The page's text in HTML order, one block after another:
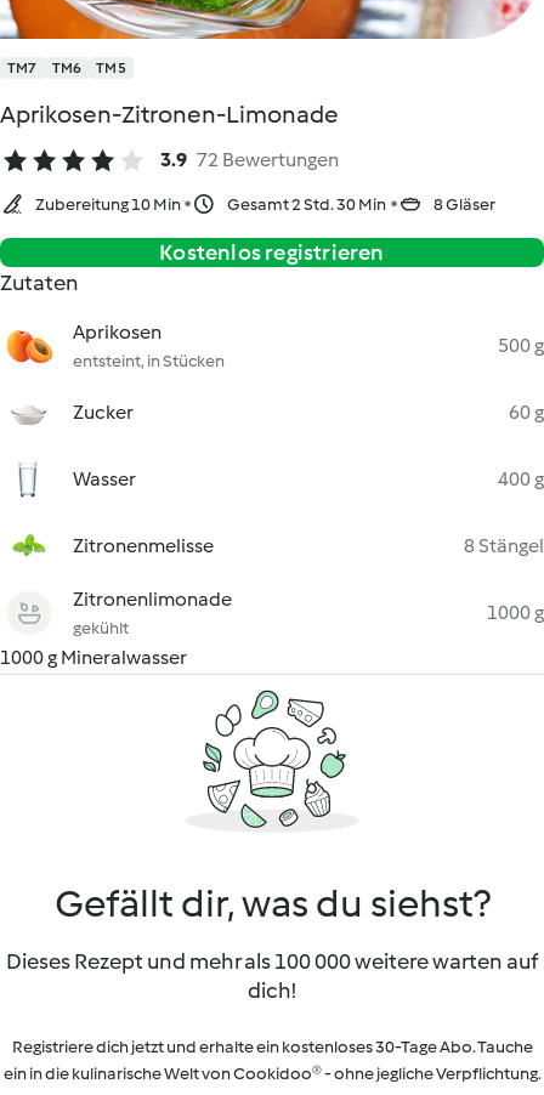
TM7 TM6 TM5
Aprikosen-Zitronen-Limonade
3.9 72 Bewertungen
Zubereitung 10 Min Gesamt 2 Std. 30 Min 8 Gläser
Kostenlos registrieren
Zutaten
Aprikosen
entsteint, in Stücken
500 g
Zucker 60 g
Wasser 400 g
Zitronenmelisse 8 Stängel
Zitronenlimonade
gekühlt
1000 g
1000 g Mineralwasser
Gefällt dir, was du siehst?
Dieses Rezept und mehr als 100 000 weitere warten auf
dich!
Registriere dich jetzt und erhalte ein kostenloses 30-Tage Abo. Tauche
ein in die kulinarische Welt von Cookidoo® - ohne jegliche Verpflichtung.